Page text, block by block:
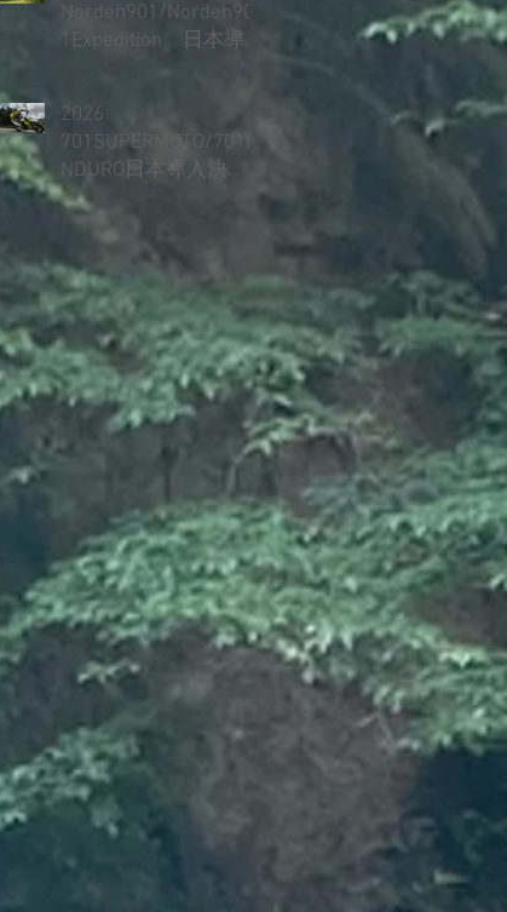
Norden901/Norden90
1Expedition 日本導
2026
701SUPERMOTO/701E
NDURO日本導入決
定！！